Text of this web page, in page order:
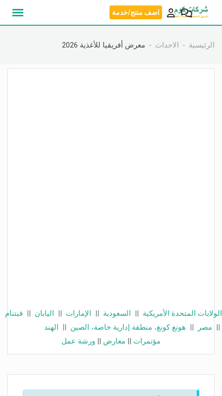
انتقل
اضف منتج/خدمة
الرئيسية الاحداث معرض أفريقيا للأغذية 2026
الولايات المتحدة الأمريكية || السعودية || الإمارات || اليابان || فيتنام
|| مصر || هونغ كونغ، منطقة إدارية خاصة، الصين || الهند
مؤتمرات || معارض || ورشة عمل